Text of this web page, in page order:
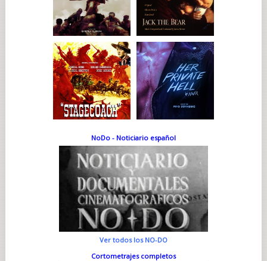
NoDo - Noticiario español
Ver todos los NO-DO
Cortometrajes completos